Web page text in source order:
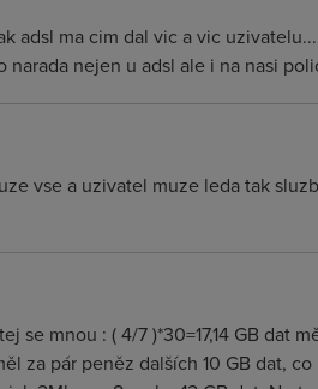
adsl ma cim dal vic a vic
nejen u adsl ale i na nasi
vse a uzivatel muze leda tak
se mnou : ( 4/7 )*30=17,14 GB dat
za pár peněz dalších 10 GB dat,